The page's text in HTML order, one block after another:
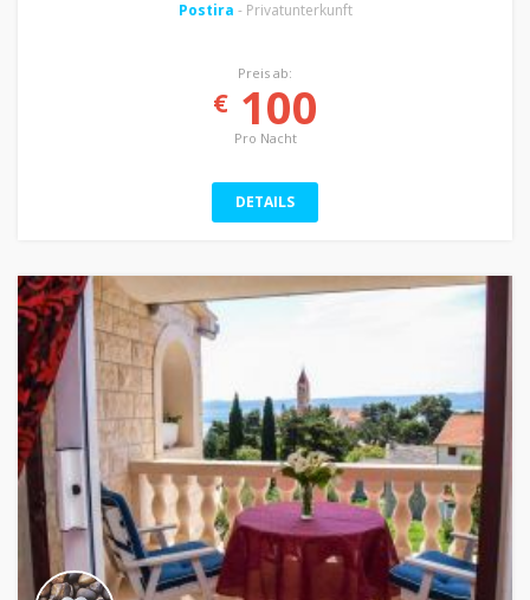
Postira - Privatunterkunft
Preis ab:
€100
Pro Nacht
DETAILS